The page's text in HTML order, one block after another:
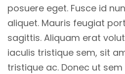
posuere eget. Fusce id
aliquet. Mauris feugiat
sagittis. Aliquam erat
iaculis tristique sem, sit
tristique ac. Donec ut sem